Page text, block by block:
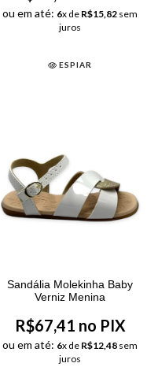
ou em até: 6x de R$15,82 sem
juros
ESPIAR
Sandália Molekinha Baby
Verniz Menina
R$67,41 no PIX
ou em até: 6x de R$12,48 sem
juros